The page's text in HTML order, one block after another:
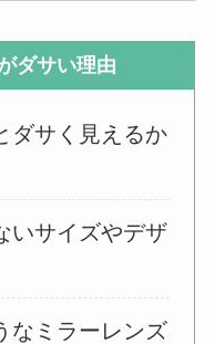
ダサい理由
ダサく見えるか
いサイズやデザ
なミラーレンズ